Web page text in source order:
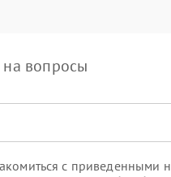
на вопросы
с приведенными